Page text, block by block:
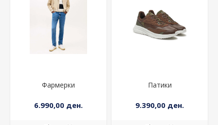
Фармерки
6.990,00 ден.
Патики
9.390,00 ден.